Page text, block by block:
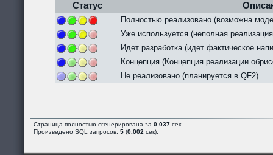
Статус
Полностью реализовано (возможна
Уже используется (неполная
Идет разработка (идет фактическое
Концепция (Концепция реализации
Не реализовано (планируется в QF2)
Страница полностью сгенерирована за 0.037 сек.
Произведено SQL запросов: 5 (0.002 сек).